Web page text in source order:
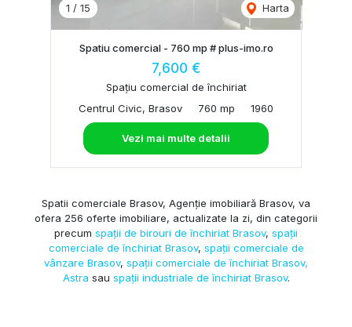
1 / 15 Harta
Spatiu comercial - 760 mp # plus-imo.ro
7,600 €
Spațiu comercial de închiriat
Centrul Civic, Brasov
760 mp 1960
Vezi mai multe detalii
Spatii comerciale Brasov, Agenție imobiliară Brasov, va
ofera 256 oferte imobiliare, actualizate la zi, din categorii
precum spații de birouri de închiriat Brasov, spații
comerciale de închiriat Brasov, spații comerciale de
vânzare Brasov, spații comerciale de închiriat Brasov,
Astra sau spații industriale de închiriat Brasov.